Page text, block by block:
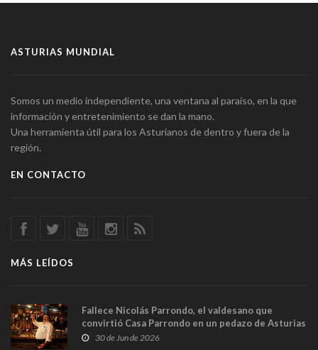
ASTURIAS MUNDIAL
Somos un medio independiente, una ventana al paraíso, en la que
información y entretenimiento se dan la mano.
Una herramienta útil para los Asturianos de dentro y fuera de la
región.
EN CONTACTO
MÁS LEÍDOS
Fallece Nicolás Parrondo, el valdesano que
convirtió Casa Parrondo en un pedazo de Asturias
en Madrid
30 de Jun de 2026